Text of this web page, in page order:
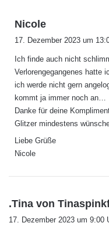
Nicole
t
:
17. Dezember 2023 um
Ich finde auch nicht
Verlorengegangenes hatte
ich werde nicht gern
kommt ja immer noch an…
Danke für deine
Glitzer mindestens
Liebe Grüße
Nicole
.Tina von
17. Dezember 2023 um 9:00